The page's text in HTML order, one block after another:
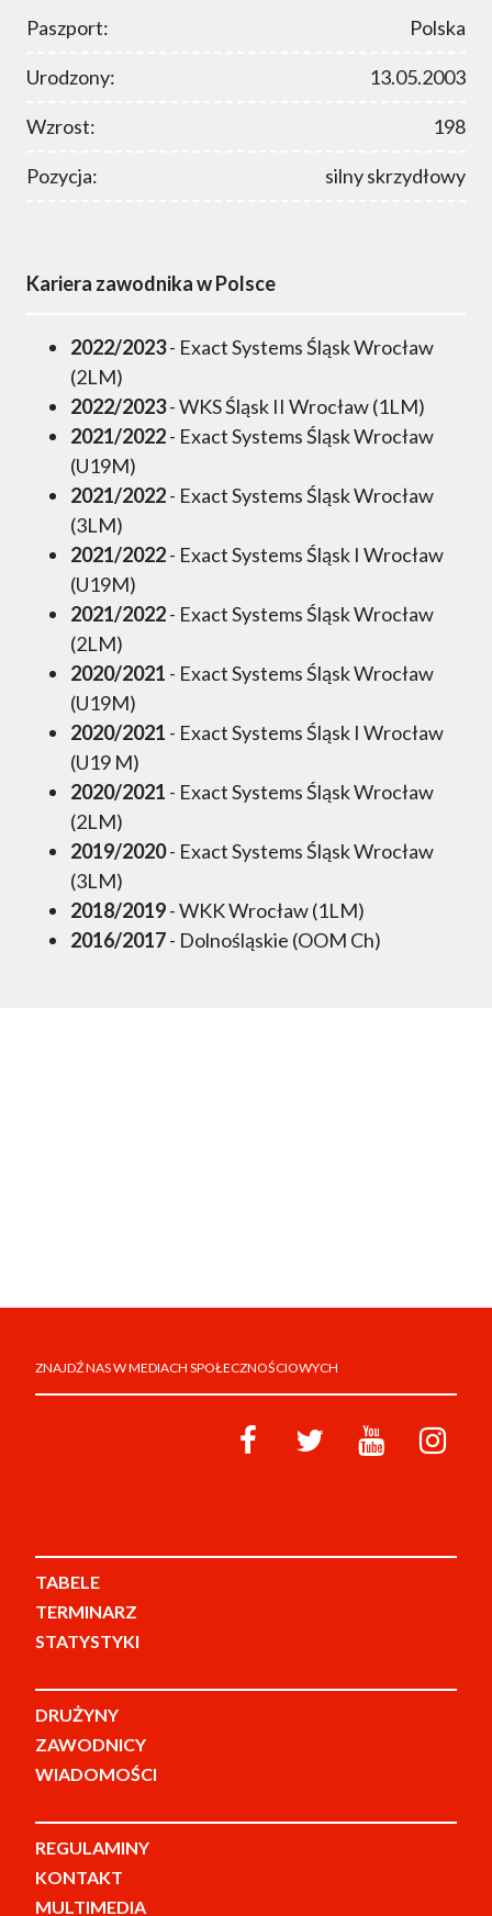
Paszport: Polska
Urodzony: 13.05.2003
Wzrost: 198
Pozycja: silny skrzydłowy
Kariera zawodnika w Polsce
2022/2023- Exact Systems Śląsk Wrocław
(2LM)
2022/2023- WKS Śląsk II Wrocław (1LM)
2021/2022- Exact Systems Śląsk Wrocław
(U19M)
2021/2022- Exact Systems Śląsk Wrocław
(3LM)
2021/2022- Exact Systems Śląsk I Wrocław
(U19M)
2021/2022- Exact Systems Śląsk Wrocław
(2LM)
2020/2021 - Exact Systems Śląsk Wrocław
(U19M)
2020/2021 - Exact Systems Śląsk I Wrocław
(U19 M)
2020/2021 - Exact Systems Śląsk Wrocław
(2LM)
2019/2020- Exact Systems Śląsk Wrocław
(3LM)
2018/2019- WKK Wrocław (1LM)
2016/2017- Dolnośląskie (OOM Ch)
ZNAJDŹ NAS W MEDIACH SPOŁECZNOŚCIOWYCH
TABELE
TERMINARZ
STATYSTYKI
DRUŻYNY
ZAWODNICY
WIADOMOŚCI
REGULAMINY
KONTAKT
MULTIMEDIA